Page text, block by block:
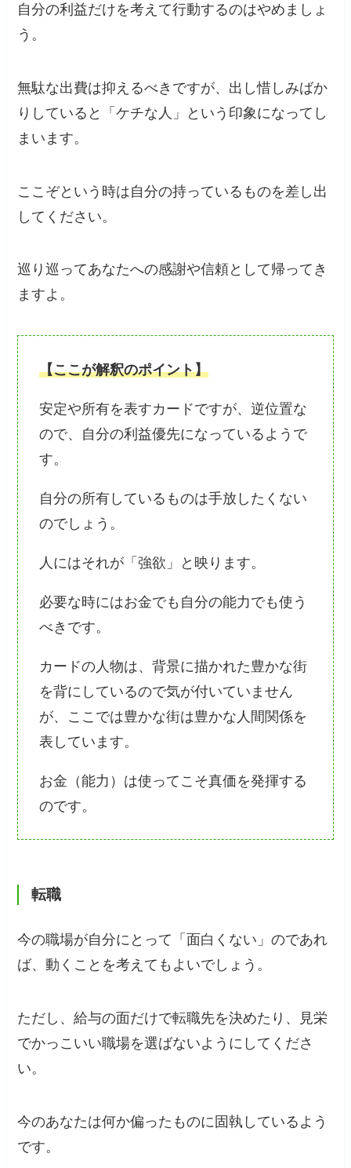
自分の利益だけを考えて行動するのはやめましょ
う。
無駄な出費は抑えるべきですが、出し惜しみばか
りしていると「ケチな人」という印象になってし
まいます。
ここぞという時は自分の持っているものを差し出
してください。
巡り巡ってあなたへの感謝や信頼として帰ってき
ますよ。
【ここが解釈のポイント】
安定や所有を表すカードですが、逆位置な
ので、自分の利益優先になっているようで
す。
自分の所有しているものは手放したくない
のでしょう。
人にはそれが「強欲」と映ります。
必要な時にはお金でも自分の能力でも使う
べきです。
カードの人物は、背景に描かれた豊かな街
を背にしているので気が付いていません
が、ここでは豊かな街は豊かな人間関係を
表しています。
お金（能力）は使ってこそ真価を発揮する
のです。
転職
今の職場が自分にとって「面白くない」のであれ
ば、動くことを考えてもよいでしょう。
ただし、給与の面だけで転職先を決めたり、見栄
でかっこいい職場を選ばないようにしてくださ
い。
今のあなたは何か偏ったものに固執しているよう
です。